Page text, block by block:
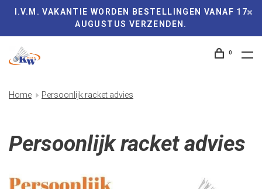
I.V.M. VAKANTIE WORDEN BESTELLINGEN VANAF 17
AUGUSTUS VERZENDEN.
0
Home Persoonlijk racket advies
Persoonlijk racket advies